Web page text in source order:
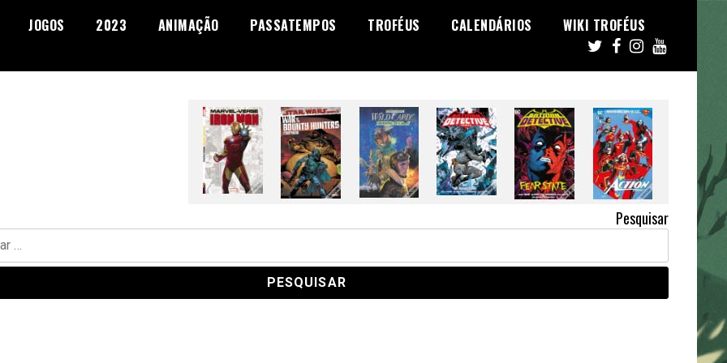
JOGOS 2023 ANIMAÇÃO PASSATEMPOS TROFÉUS CALENDÁRIOS WIKI TROFÉUS
Pesquisar